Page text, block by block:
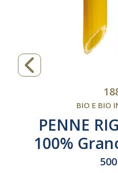
BIO E BIO
PENNE
100%